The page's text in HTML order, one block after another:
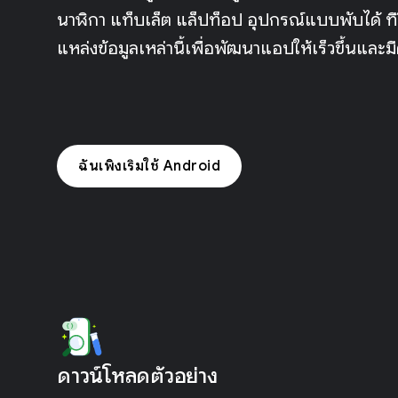
นาฬิกา แท็บเล็ต แล็ปท็อป อุปกรณ์แบบพับได้ ที
แหล่งข้อมูลเหล่านี้เพื่อพัฒนาแอปให้เร็วขึ้นและ
ฉันเพิ่งเริ่มใช้ Android
ดาวน์โหลดตัวอย่าง